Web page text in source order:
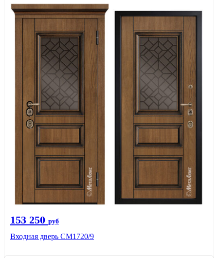
153 250 руб
Входная дверь CМ1720/9